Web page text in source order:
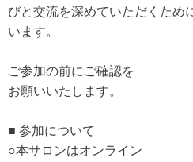
びと交流を深めていただくため
います。
ご参加の前にご確認を
お願いいたします。
■ 参加について
○本サロンはオンライン